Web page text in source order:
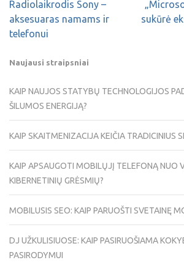
Radiolaikrodis Sony –
aksesuaras namams ir
telefonui
sukūrė
Naujausi straipsniai
KAIP NAUJOS STATYBŲ TECHNOLOGIJOS
ŠILUMOS ENERGIJĄ?
KAIP SKAITMENIZACIJA KEIČIA TRADICINIUS
KAIP APSAUGOTI MOBILŲJĮ TELEFONĄ NUO
KIBERNETINIŲ GRĖSMIŲ?
MOBILUSIS SEO: KAIP PARUOŠTI SVETAINĘ
DJ UŽKULISIUOSE: KAIP PASIRUOŠIAMA
PASIRODYMUI